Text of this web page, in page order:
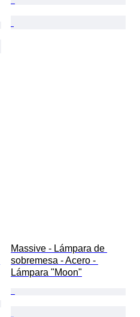
Massive - Lámpara de
sobremesa - Acero -
Lámpara "Moon"